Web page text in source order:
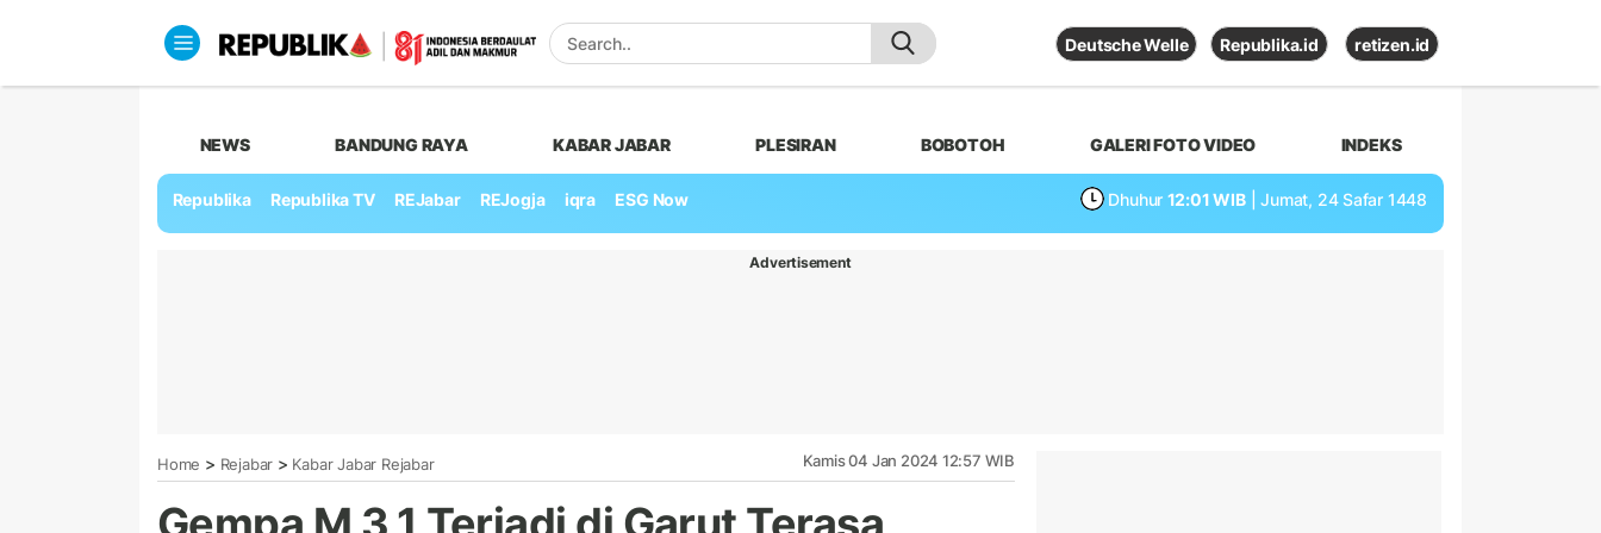
Deutsche Welle Republika.id retizen.id
NEWS BANDUNG RAYA KABAR JABAR PLESIRAN BOBOTOH GALERI FOTO VIDEO INDEKS
Republika Republika TV REJabar REJogja iqra ESG Now Dhuhur 12:01 WIB | Jumat, 24 Safar 1448
Advertisement
Home > Rejabar > Kabar Jabar Rejabar Kamis 04 Jan 2024 12:57 WIB